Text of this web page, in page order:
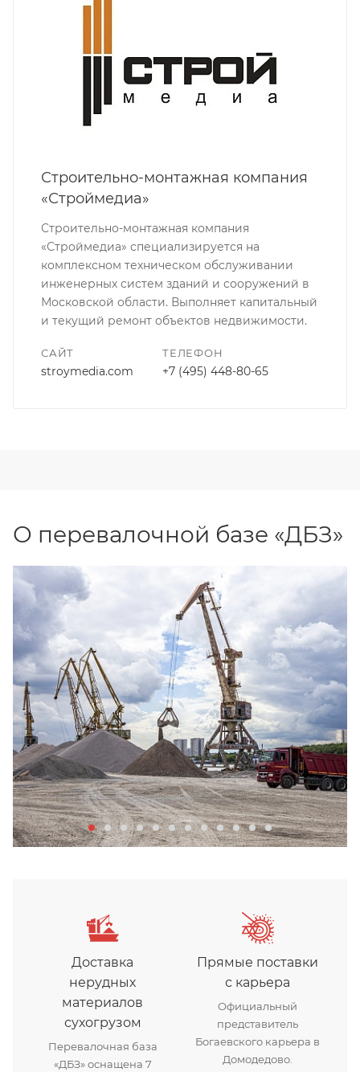
Строительно-монтажная компания
«Строймедиа»
Строительно-монтажная компания
«Строймедиа» специализируется на
комплексном техническом обслуживании
инженерных систем зданий и сооружений в
Московской области. Выполняет капитальный
и текущий ремонт объектов недвижимости.
САЙТ
stroymedia.com
ТЕЛЕФОН
+7 (495) 448-80-65
О перевалочной базе «ДБЗ»
Доставка
нерудных
материалов
сухогрузом
Перевалочная база
«ДБЗ» оснащена 7
Прямые поставки
с карьера
Официальный
представитель
Богаевского карьера в
Домодедово.